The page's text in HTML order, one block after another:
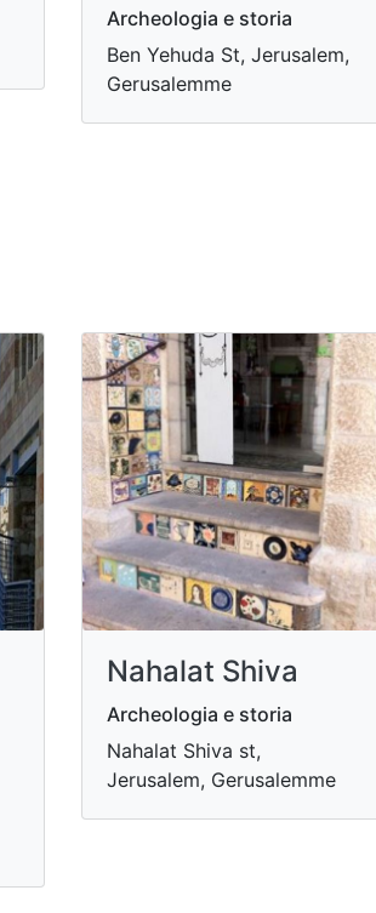
Archeologia e storia
Ben Yehuda St, Jerusalem,
Gerusalemme
Nahalat Shiva
Archeologia e storia
Nahalat Shiva st,
Jerusalem, Gerusalemme